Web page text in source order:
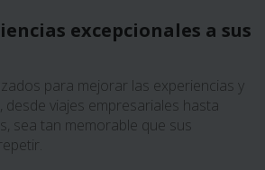
excepcionales a sus
para mejorar las experiencias y
desde viajes empresariales hasta
sea tan memorable que sus